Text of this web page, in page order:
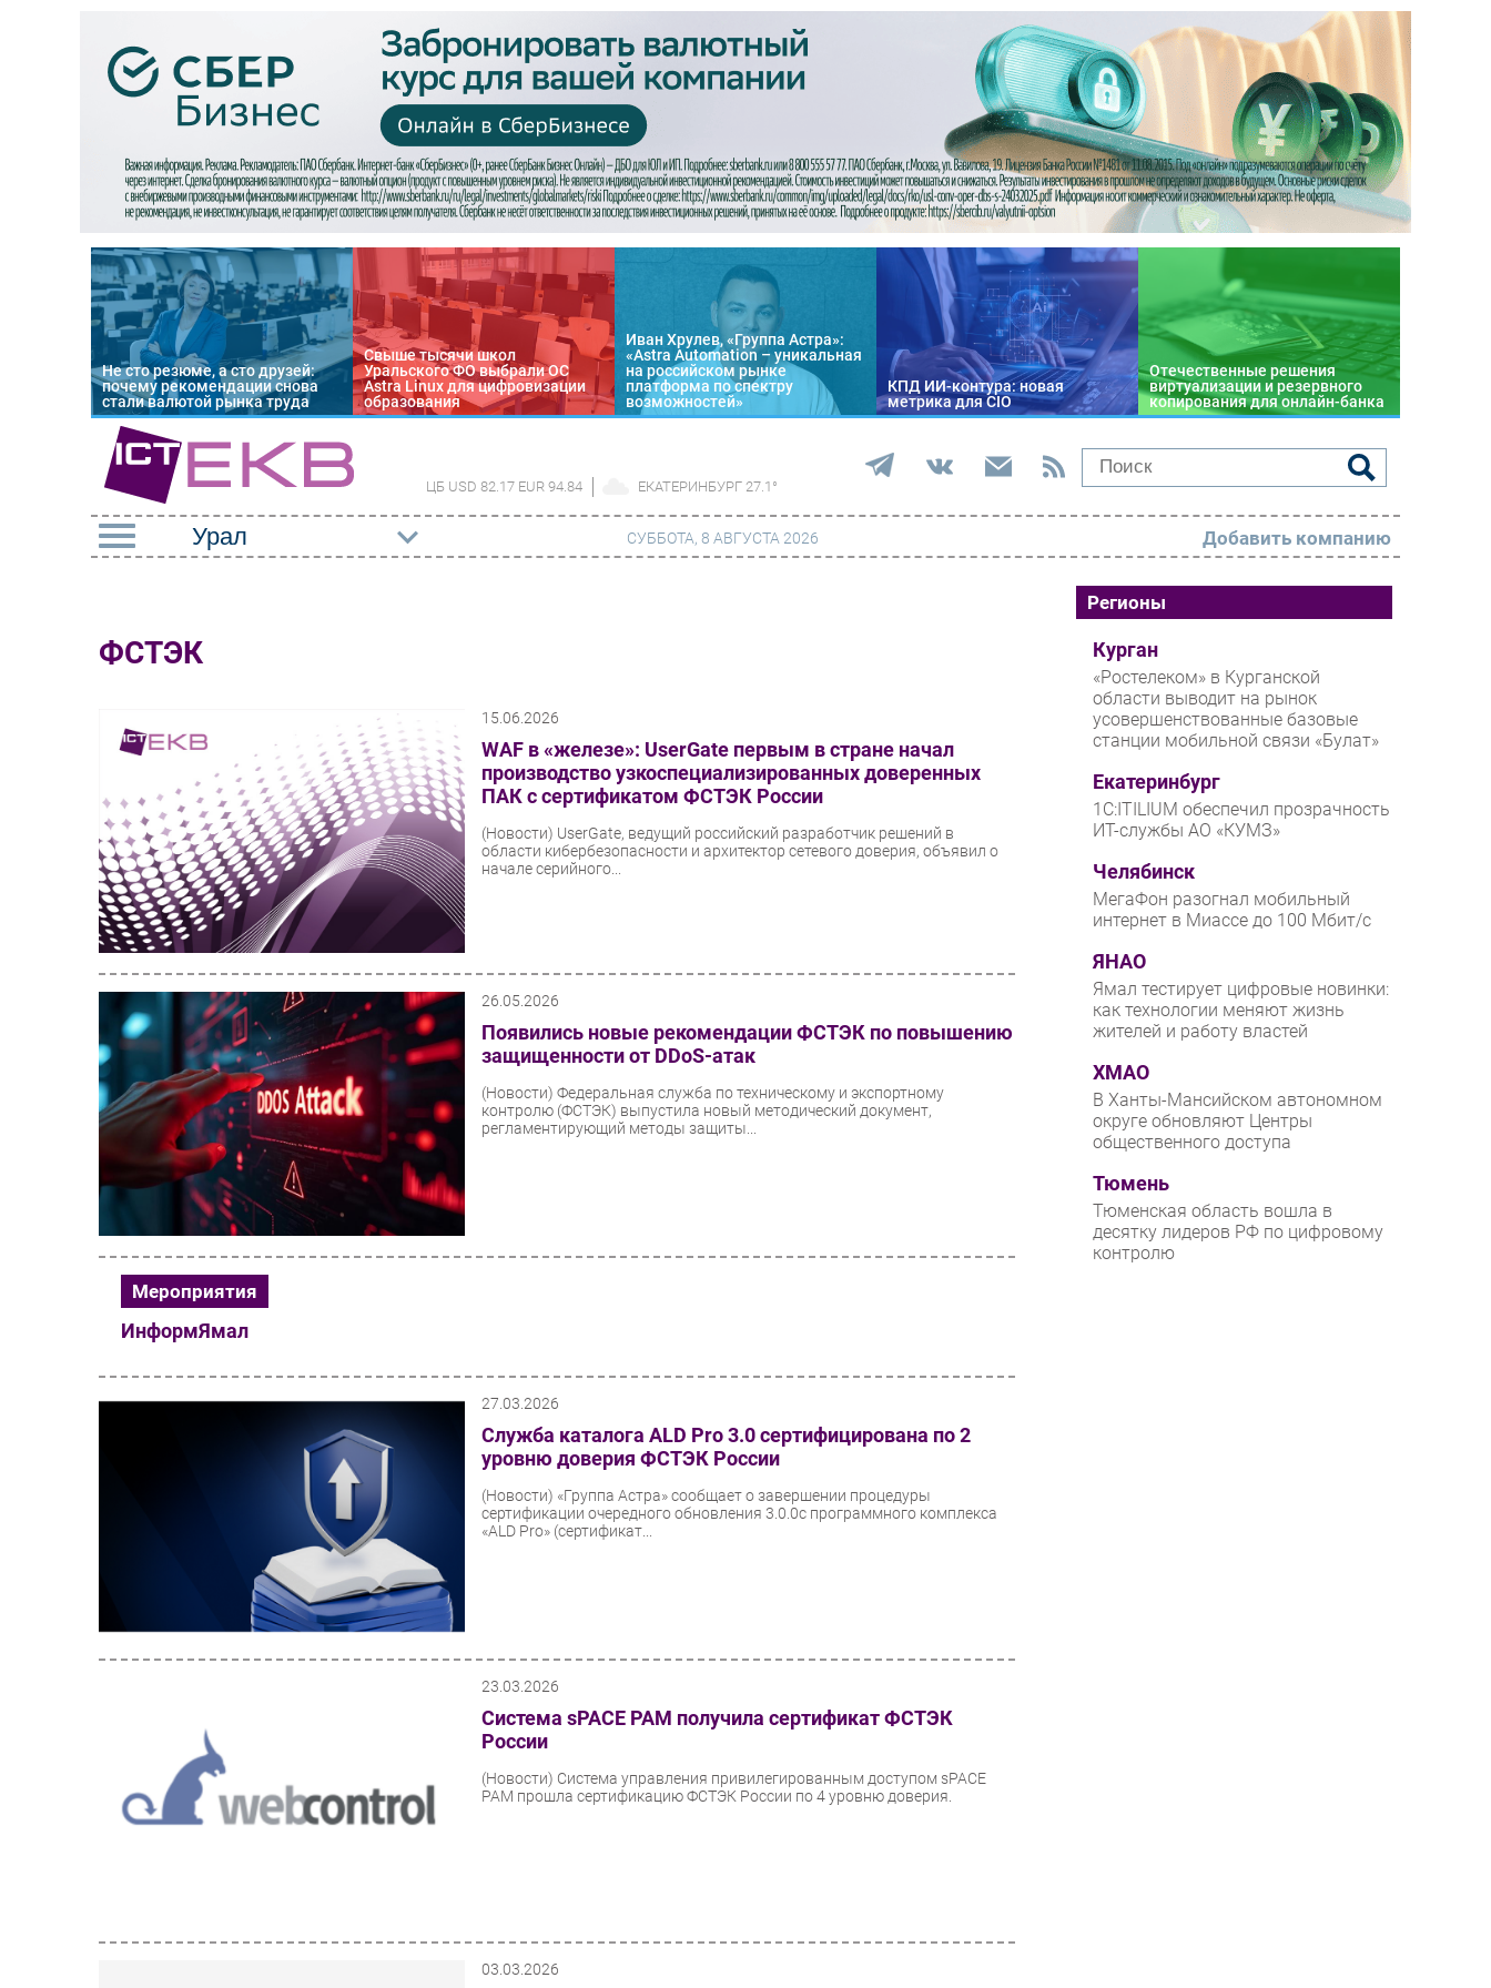
Не сто резюме, а сто друзей:
почему рекомендации снова
стали валютой рынка труда
Свыше тысячи школ
Уральского ФО выбрали ОС
Astra Linux для цифровизации
образования
Иван Хрулев, «Группа Астра»:
«Astra Automation – уникальная
на российском рынке
платформа по спектру
возможностей»
КПД ИИ-контура: новая
метрика для CIO
Отечественные решения
виртуализации и резервного
копирования для онлайн-банка
ЦБ USD 82.17 EUR 94.84 ЕКАТЕРИНБУРГ 27.1 °
Импорто­замещение
Интернет
Мобильная связь
Фиксированная связь
Интеграция
Рынок ПК
Оборудование
ПО
Outsourcing
Кадры
Регулирование
Инновации
CIO/Управление ИТ
Гаджеты
РАЗДЕЛЫ
Новости
Аналитика
Интервью
Проекты
IT класс
Тестовый стенд
Каталог компаний
СУББОТА, 8 АВГУСТА 2026 Добавить компанию
ФСТЭК
15.06.2026
WAF в «железе»: UserGate первым в стране начал
производство узкоспециализированных доверенных
ПАК с сертификатом ФСТЭК России
(Новости) UserGate, ведущий российский разработчик решений в
области кибербезопасности и архитектор сетевого доверия, объявил о
начале серийного...
26.05.2026
Появились новые рекомендации ФСТЭК по повышению
защищенности от DDoS-атак
(Новости)Федеральная служба по техническому и экспортному
контролю (ФСТЭК) выпустила новый методический документ,
регламентирующий методы защиты...
Мероприятия
ИнформЯмал
27.03.2026
Служба каталога ALD Pro 3.0 сертифицирована по 2
уровню доверия ФСТЭК России
(Новости) «Группа Астра» сообщает о завершении процедуры
сертификации очередного обновления 3.0.0с программного комплекса
«ALD Pro» (сертификат...
23.03.2026
Система sPACE PAM получила сертификат ФСТЭК
России
(Новости) Система управления привилегированным доступом sPACE
PAM прошла сертификацию ФСТЭК России по 4 уровню доверия.
03.03.2026
Регионы
Курган
«Ростелеком» в Курганской
области выводит на рынок
усовершенствованные базовые
станции мобильной связи «Булат»
Екатеринбург
1С:ITILIUM обеспечил прозрачность
ИТ-службы АО «КУМЗ»
Челябинск
МегаФон разогнал мобильный
интернет в Миассе до 100 Мбит/с
ЯНАО
Ямал тестирует цифровые новинки:
как технологии меняют жизнь
жителей и работу властей
ХМАО
В Ханты-Мансийском автономном
округе обновляют Центры
общественного доступа
Тюмень
Тюменская область вошла в
десятку лидеров РФ по цифровому
контролю